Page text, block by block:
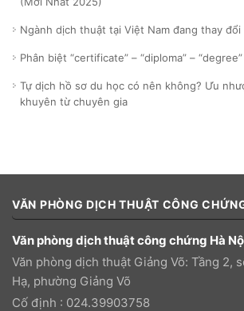
Ngành dịch thuật tại Việt Nam đang thay
Phân biệt “certificate” – “diploma” –
Tự dịch hồ sơ du học có nên không? Ưu
khuyên từ chuyên gia
VĂN PHÒNG DỊCH THUẬT CÔNG
Văn phòng dịch thuật công chứng Hà
Văn phòng dịch thuật Giảng Võ: Tầng 2,
Hạ, phường Giảng Võ
Cố định : 024.39903758